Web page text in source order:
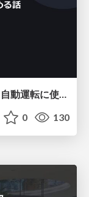
Forza Horizon 6 のテレメトリ機能で 自動運転に使えそうな学習データを集める話
0 130